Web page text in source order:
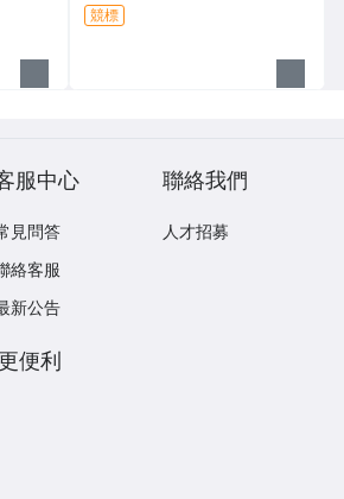
競標
服中心
見問答
絡客服
新公告
聯絡我們
人才招募
便利